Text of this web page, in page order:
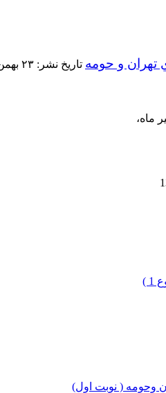
و حومه تاريخ نشر: ۲۳ بهمن ماه ۱۳۹۸
وحومه ( نوبت اول)